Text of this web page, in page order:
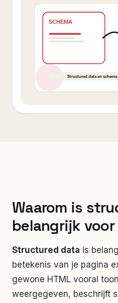
Waarom is
belangrijk voor
Structured data is
betekenis van je pagina
gewone HTML vooral
weergegeven, beschrijft